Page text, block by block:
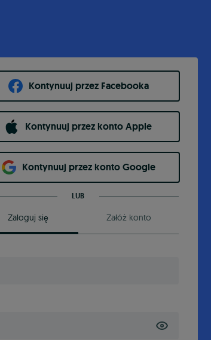
Kontynuuj przez Facebooka
Kontynuuj przez konto Apple
Kontynuuj przez konto Google
LUB
Zaloguj się Załóż konto